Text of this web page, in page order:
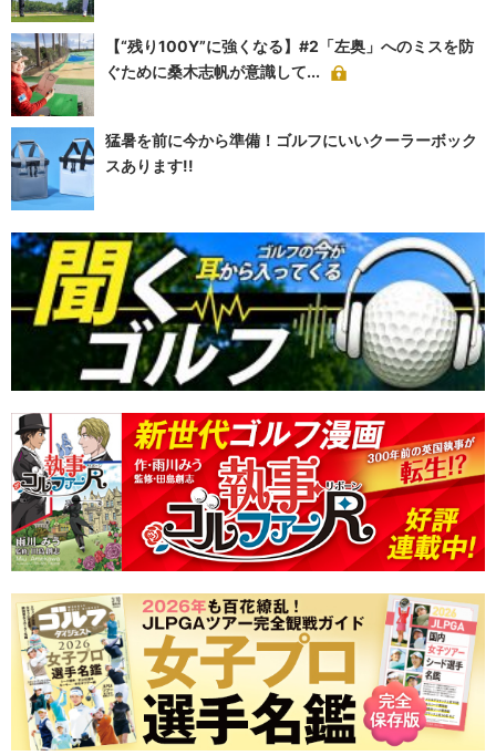
【“残り100Y”に強くなる】#2「左奥」へのミスを防
ぐために桑木志帆が意識して...
猛暑を前に今から準備！ゴルフにいいクーラーボック
スあります!!